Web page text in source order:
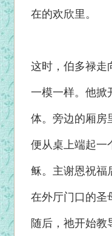
在的欢欣里。
这时，伯多禄
一模一样。他掀
体。旁边的厢房
便从桌上端起一
稣。主谢恩祝
在外厅门口的圣
随后，祂开始教